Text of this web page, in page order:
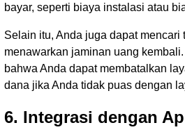
bayar, seperti biaya instalasi atau
Selain itu, Anda juga dapat
menawarkan jaminan uang
bahwa Anda dapat membatalkan
dana jika Anda tidak puas dengan
6. Integrasi dengan